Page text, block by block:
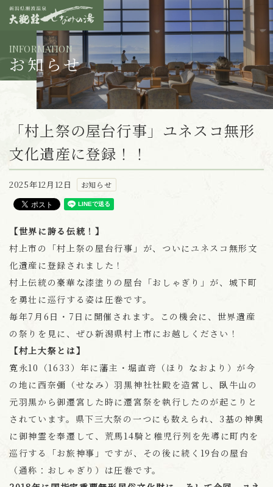
INFORMATION
お知らせ
「村上祭の屋台行事」ユネスコ無形
文化遺産に登録！！
2025年12月12日 お知らせ
【世界に誇る伝統！】
村上市の「村上祭の屋台行事」が、ついにユネスコ無形文
化遺産に登録されました！
村上伝統の豪華な漆塗りの屋台「おしゃぎり」が、城下町
を勇壮に巡行する姿は圧巻です。
毎年7月6日・7日に開催されます。この機会に、世界遺産
の祭りを見に、ぜひ新潟県村上市にお越しください！
【村上大祭とは】
寛永10（1633）年に藩主・堀直竒（ほり なおより）が今
の地に西奈彌（せなみ）羽黒神社社殿を造営し、臥牛山の
元羽黒から御遷宮した時に遷宮祭を執行したのが起こりと
されています。県下三大祭の一つにも数えられ、3基の神輿
に御神霊を奉遷して、荒馬14騎と稚児行列を先導に町内を
巡行する「お旅神事」ですが、その後に続く19台の屋台
（通称：おしゃぎり）は圧巻です。